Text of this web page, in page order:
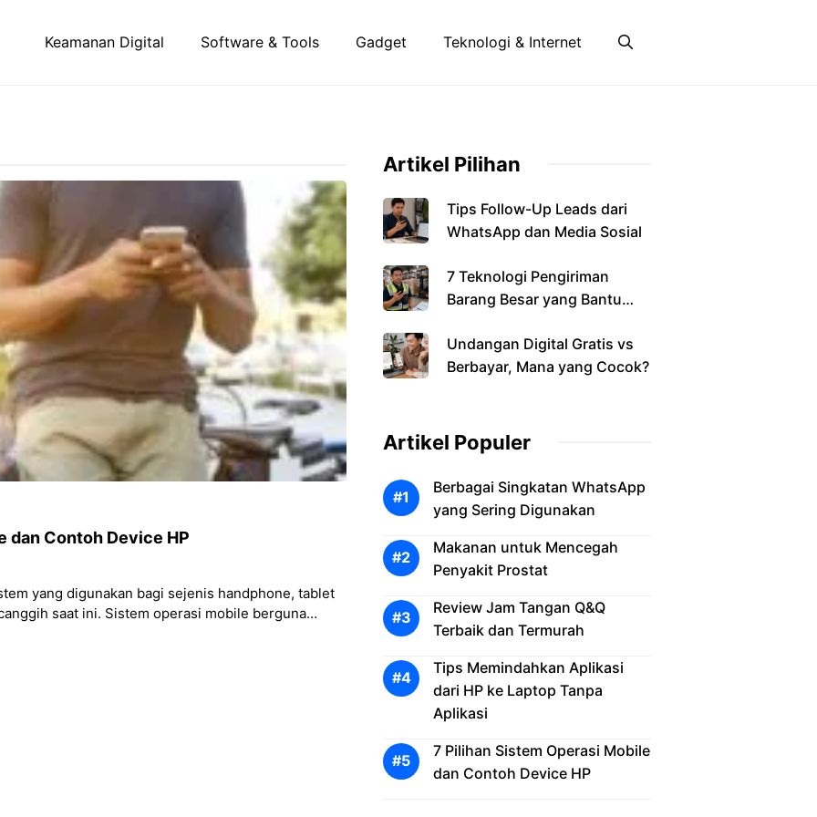
Keamanan Digital Software & Tools Gadget Teknologi & Internet
dan Contoh Device HP
yang digunakan bagi sejenis handphone, tablet
saat ini. Sistem operasi mobile berguna
Artikel Pilihan
Tips Follow-Up Leads dari
WhatsApp dan Media Sosial
7 Teknologi Pengiriman
Barang Besar yang Bantu
Undangan Digital Gratis vs
Berbayar, Mana yang Cocok?
Artikel Populer
Berbagai Singkatan WhatsApp
yang Sering Digunakan
Makanan untuk Mencegah
Penyakit Prostat
Review Jam Tangan Q&Q
Terbaik dan Termurah
Tips Memindahkan Aplikasi
dari HP ke Laptop Tanpa
Aplikasi
7 Pilihan Sistem Operasi Mobile
dan Contoh Device HP